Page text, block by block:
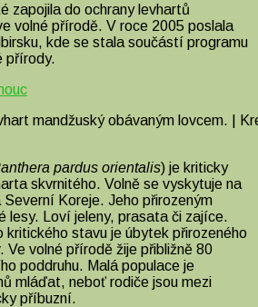
zapojila do ochrany levhartů
volné přírodě. V roce 2005 poslala
kde se stala součástí programu
přírody.
mandžuský obávaným lovcem. |
pardus orientalis) je kriticky
skvrnitého. Volně se vyskytuje na
Koreje. Jeho přirozeným
lesy. Loví jeleny, prasata či zajíce.
kritického stavu je úbytek přirozeného
Ve volné přírodě žije přibližně 80
poddruhu. Malá populace je
mláďat, neboť rodiče jsou mezi
příbuzní.